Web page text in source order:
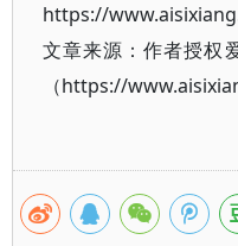
https://
文章来源：作者授权
（https://